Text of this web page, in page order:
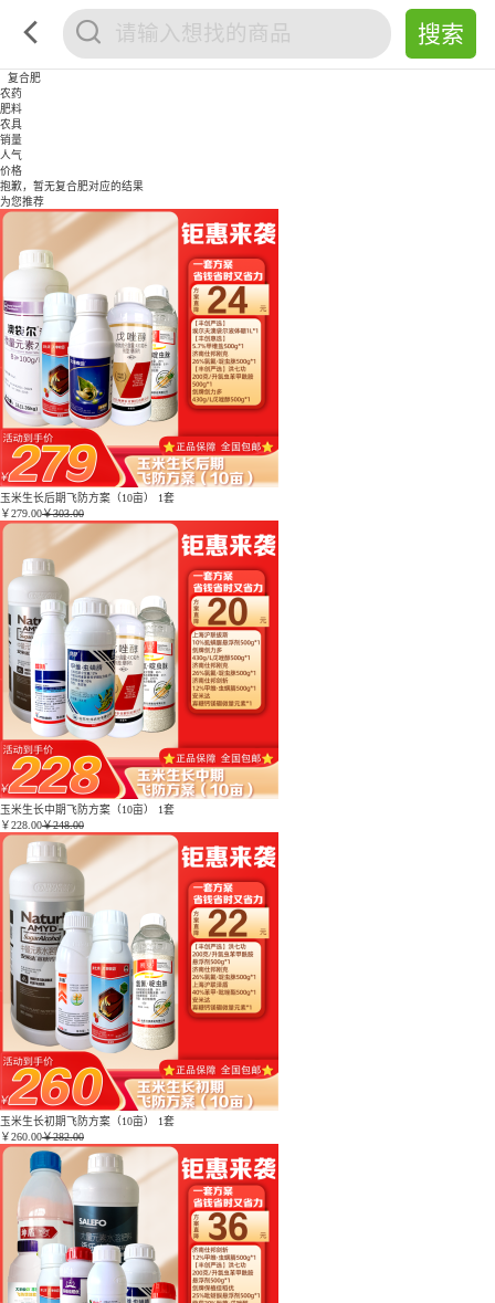
复合肥
农药
肥料
农具
销量
人气
价格
抱歉，暂无复合肥对应的结果
为您推荐
玉米生长后期飞防方案（10亩） 1套
￥279.00￥303.00
玉米生长中期飞防方案（10亩） 1套
￥228.00￥248.00
玉米生长初期飞防方案（10亩） 1套
￥260.00￥282.00